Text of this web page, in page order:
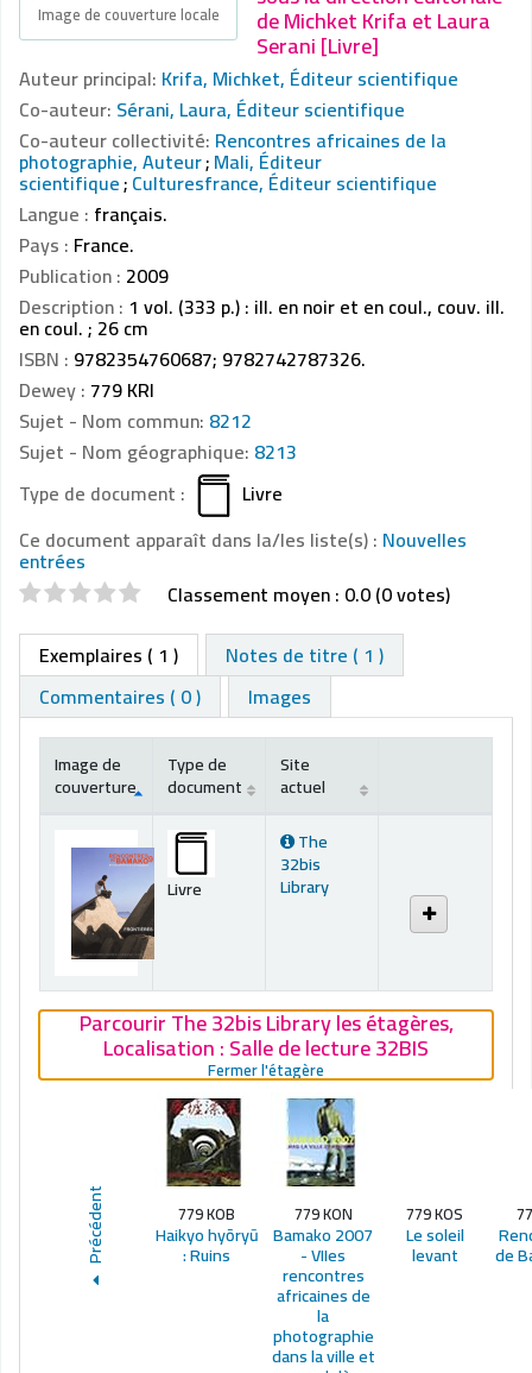
Image de couverture locale de Michket Krifa et Laura
Serani [Livre]
Auteur principal: Krifa, Michket, Éditeur scientifique
Co-auteur: Sérani, Laura, Éditeur scientifique
Co-auteur collectivité: Rencontres africaines de la
photographie, Auteur;Mali, Éditeur
scientifique;Culturesfrance, Éditeur scientifique
Langue : français.
Pays : France.
Publication : 2009
Description : 1 vol. (333 p.) : ill. en noir et en coul., couv. ill.
en coul. ; 26 cm
ISBN : 9782354760687; 9782742787326.
Dewey : 779 KRI
Sujet - Nom commun: 8212
Sujet - Nom géographique: 8213
Type de document :
Livre
Ce document apparaît dans la/les liste(s) : Nouvelles
entrées
Evaluations
Classement moyen : 0.0 (0 votes)
Exemplaires ( 1 )
Notes de titre ( 1 )
Commentaires ( 0 )
Images
Exemplaires
Image de
couverture
Type de
document
Site
actuel
Livre
The
32bis
Library
Parcourir The 32bis Library les étagères,
Localisation :Salle de lecture 32BIS
Fermer l'étagère (Fermer la navigation sur
Précédent 779 KOB
Haikyo hyōryū
: Ruins
779 KON
Bamako 2007
- VIIes
rencontres
africaines de
la
photographie
dans la ville et
779 KOS
Le soleil
levant de